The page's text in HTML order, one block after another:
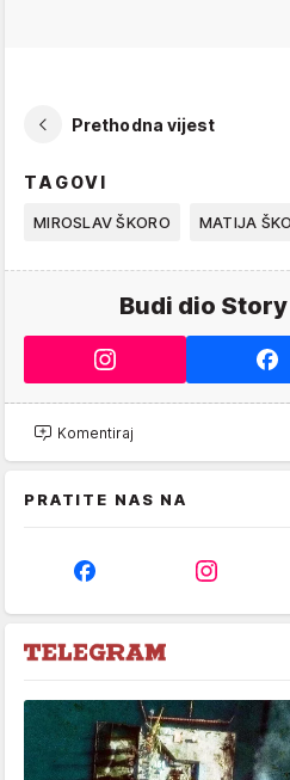
Prethodna vijest
TAGOVI
MIROSLAV ŠKORO MATIJA
Budi dio
Komentiraj
PRATITE NAS NA